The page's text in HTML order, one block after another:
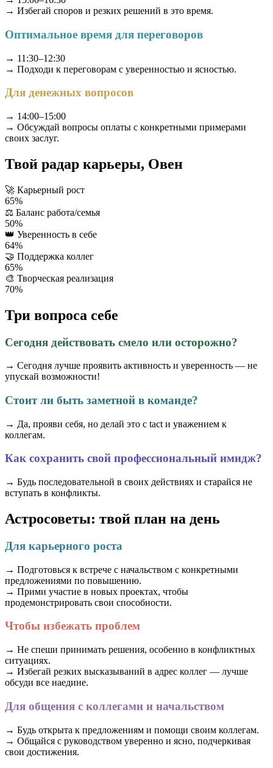
→ Избегай споров и резких решений в это время.
Оптимальное время для переговоров
→ 11:30–12:30
→ Подходи к переговорам с уверенностью и ясностью.
Для денежных вопросов
→ 14:00–15:00
→ Обсуждай вопросы оплаты с конкретными примерами
своих заслуг.
Твой радар карьеры, Овен
🚀 Карьерный рост
65%
⚖️ Баланс работа/семья
50%
👑 Уверенность в себе
64%
🤝 Поддержка коллег
65%
🎨 Творческая реализация
70%
Три вопроса себе
Сегодня действовать смело или осторожно?
→ Сегодня лучше проявить активность и уверенность — не
упускай возможности!
Стоит ли быть заметной в команде?
→ Да, прояви себя, но делай это с tact и уважением к
коллегам.
Как сохранить свой профессиональный имидж?
→ Будь последовательной в своих действиях и старайся не
вступать в конфликты.
Астросоветы: твой план на день
Для карьерного роста
→ Подготовься к встрече с начальством с конкретными
предложениями по повышению.
→ Прими участие в новых проектах, чтобы
продемонстрировать свои способности.
Чтобы избежать проблем
→ Не спеши принимать решения, особенно в конфликтных
ситуациях.
→ Избегай резких высказываний в адрес коллег — лучше
обсуди все наедине.
Для общения с коллегами и начальством
→ Будь открыта к предложениям и помощи своим коллегам.
→ Общайся с руководством уверенно и ясно, подчеркивая
свои достижения.